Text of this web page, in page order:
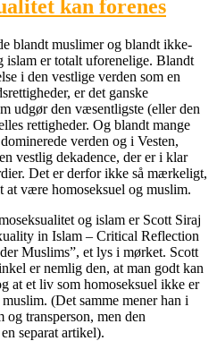
kan forenes
blandt muslimer og blandt ikke-
islam er totalt uforenelige. Blandt
i den vestlige verden som en
er det ganske
udgør den væsentligste (eller den
rettigheder. Og blandt mange
verden og i Vesten,
vestlig dekadence, der er i klar
Det er derfor ikke så mærkeligt,
at være homoseksuel og muslim.
og islam er Scott Siraj
in Islam – Critical Reflection
Muslims”, et lys i mørket. Scott
er nemlig den, at man godt kan
at et liv som homoseksuel ikke er
(Det samme mener han i
transperson, men den
separat artikel).